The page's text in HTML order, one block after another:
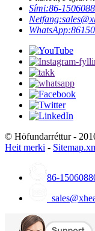
Sími:86-
Netfang:
WhatsApp:
© Höfundarréttur -
Heit merki -
86-